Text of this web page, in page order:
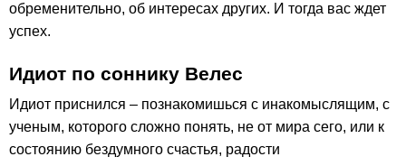
обременительно, об интересах других. И тогда вас ждет
успех.
Идиот по соннику Велес
Идиот приснился – познакомишься с инакомыслящим, с
ученым, которого сложно понять, не от мира сего, или к
состоянию бездумного счастья, радости